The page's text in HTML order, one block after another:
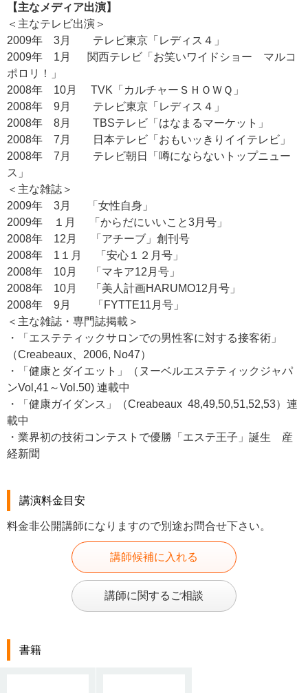
【主なメディア出演】
＜主なテレビ出演＞
2009年 3月 テレビ東京「レディス４」
2009年 1月 関西テレビ「お笑いワイドショー マルコ
ポロリ！」
2008年 10月 TVK「カルチャーＳＨＯＷＱ」
2008年 9月 テレビ東京「レディス４」
2008年 8月 TBSテレビ「はなまるマーケット」
2008年 7月 日本テレビ「おもいッきりイイテレビ」
2008年 7月 テレビ朝日「噂にならないトップニュー
ス」
＜主な雑誌＞
2009年 3月 「女性自身」
2009年 １月 「からだにいいこと3月号」
2008年 12月 「アチーブ」創刊号
2008年 1１月 「安心１２月号」
2008年 10月 「マキア12月号」
2008年 10月 「美人計画HARUMO12月号」
2008年 9月 「FYTTE11月号」
＜主な雑誌・専門誌掲載＞
・「エステティックサロンでの男性客に対する接客術」
（Creabeaux、2006, No47）
・「健康とダイエット」（ヌーベルエステティックジャパ
ンVol,41～Vol.50) 連載中
・「健康ガイダンス」（Creabeaux 48,49,50,51,52,53）連
載中
・業界初の技術コンテストで優勝「エステ王子」誕生 産
経新聞
講演料金目安
料金非公開講師になりますので別途お問合せ下さい。
講師候補に入れる
講師に関するご相談
書籍